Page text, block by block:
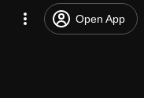
Open App